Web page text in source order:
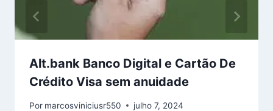
Alt.bank Banco Digital e Cartão De
Crédito Visa sem anuidade
Por marcosviniciusr550 julho 7, 2024